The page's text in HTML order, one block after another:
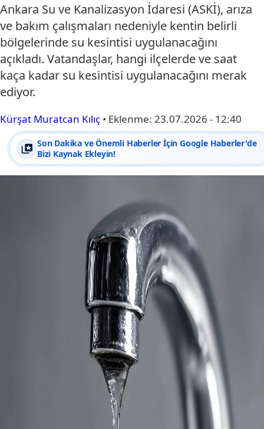
Ankara Su ve Kanalizasyon İdaresi (ASKİ), arıza
ve bakım çalışmaları nedeniyle kentin belirli
bölgelerinde su kesintisi uygulanacağını
açıkladı. Vatandaşlar, hangi ilçelerde ve saat
kaça kadar su kesintisi uygulanacağını merak
ediyor.
Kürşat Muratcan Kılıç • Eklenme: 23.07.2026 - 12:40
Son Dakika ve Önemli Haberler İçin Google Haberler'de
Bizi Kaynak Ekleyin!